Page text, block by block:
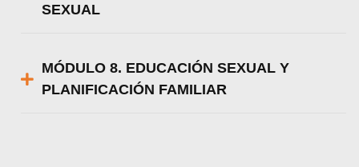
SEXUAL
MÓDULO 8. EDUCACIÓN SEXUAL Y
PLANIFICACIÓN FAMILIAR